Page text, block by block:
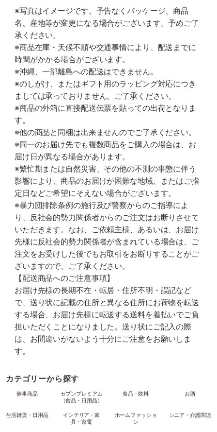
※写真はイメージです。予告なくパッケージ、商品
名、産地等が変更になる場合がございます。予めご了
承ください。
※商品在庫・天候不順や交通事情により、配送までに
時間がかかる場合がございます。
※沖縄、一部離島への配送はできません。
※のしがけ、またはギフト用のラッピング対応につき
ましては承っておりません。ご了承ください。
※商品の外箱に直接配送伝票を貼っての出荷となりま
す。
※他の商品と同梱は出来ませんのでご了承ください。
※同一のお届け先でも複数商品をご購入の場合は、お
届け日が異なる場合があります。
※繁忙期または自然災害、その他の不測の事態に伴う
影響により、商品のお届けが困難な地域、またはご指
定日などご希望にそえない場合がございます。
※暴力団排除条例の施行及び警察からのご指導によ
り、反社会的勢力関係者からのご注文はお断りさせて
いただきます。なお、ご依頼主様、あるいは、お届け
先様に反社会的勢力関係者が含まれている場合は、ご
注文をお受けした後でもお取引をお断りすることがご
ざいますので、ご了承ください。
【配送商品へのご注意事項】
お届け先様の長期不在・転居・住所不明・誤記など
で、送り状に記載の住所と異なる住所にお荷物を転送
する場合、お届け先様に転送する送料を着払いでご負
担いただくことになりました。送り状にご記入の際
は、お間違いがないよう十分にご注意をお願いしま
す。
カテゴリーから探す
催事商品
セブンプレミアム
（食品・日用品）
食品・飲料 お酒
生活雑貨・日用品
インテリア・家
具・家電
ホームファッショ
ン
シニア・介護関連